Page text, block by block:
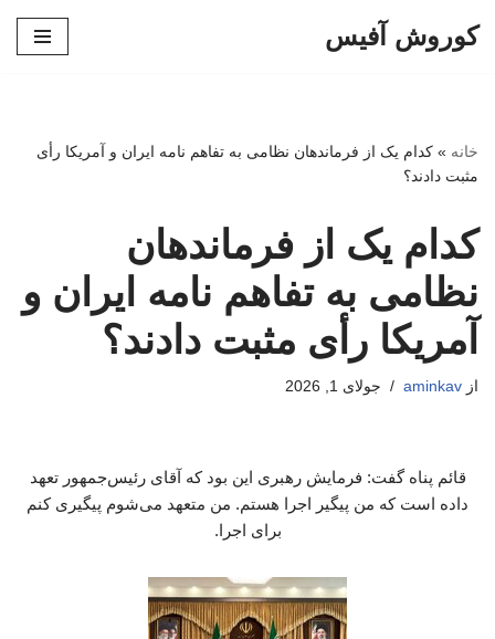
کوروش آفیس
خانه » کدام یک از فرماندهان نظامی به تفاهم نامه ایران و آمریکا رأی
مثبت دادند؟
کدام یک از فرماندهان
نظامی به تفاهم نامه ایران و
آمریکا رأی مثبت دادند؟
از aminkav جولای 1, 2026
قائم پناه گفت: فرمایش رهبری این بود که آقای رئیس‌جمهور تعهد
داده است که من پیگیر اجرا هستم. من متعهد می‌شوم پیگیری کنم
برای اجرا.